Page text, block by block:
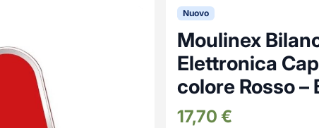
Nuovo
Moulinex
Elettronica
colore Rosso
17,70 €